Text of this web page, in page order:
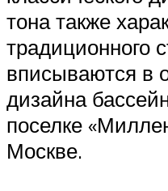
тона также
традиционного
вписываются в
дизайна
поселке
Москве.